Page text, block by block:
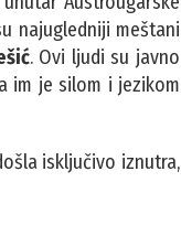
najugledniji meštani
. Ovi ljudi su javno
im je silom i jezikom
isključivo iznutra,